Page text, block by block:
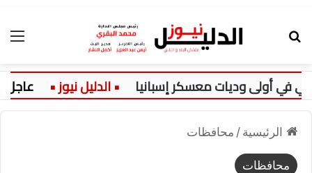
أولى وديات معسكر إسبانيا عاجل:
الرئيسية / محافظات
محافظات